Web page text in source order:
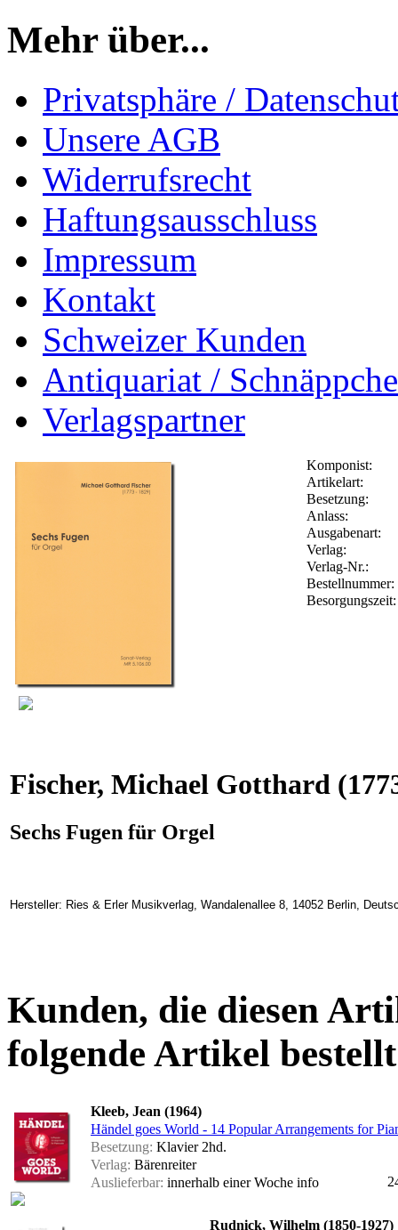
Mehr über...
Privatsphäre /
Unsere AGB
Widerrufsrecht
Haftungsausschluss
Impressum
Kontakt
Schweizer Kunden
Antiquariat /
Verlagspartner
Komponist:
Artikelart:
Besetzung:
Anlass:
Ausgabenart:
Verlag:
Verlag-Nr.:
Fischer, Michael Gotthard
Sechs Fugen für Orgel
Hersteller: Ries & Erler Musikverlag, Wandalenallee 8, 14052 Berlin,
Kunden, die diesen
folgende Artikel
Kleeb, Jean (1964)
Händel goes World - 14 Popular Arrangements for
Besetzung: Klavier 2hd.
Verlag: Bärenreiter
Auslieferbar: innerhalb einer Woche info
Rudnick, Wilhelm (1850-1927)